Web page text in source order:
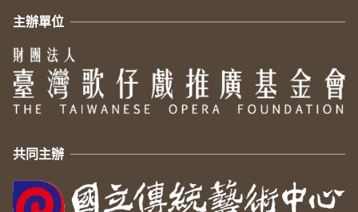
主辦單位
共同主辦